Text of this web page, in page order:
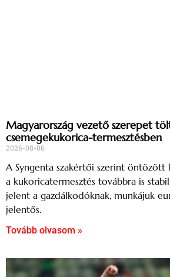
Magyarország vezető szerepet
csemegekukorica-termesztésben
2026-08-06
A Syngenta szakértői szerint
a kukoricatermesztés továbbra is
jelent a gazdálkodóknak, munkájuk
jelentős.
Tovább olvasom »